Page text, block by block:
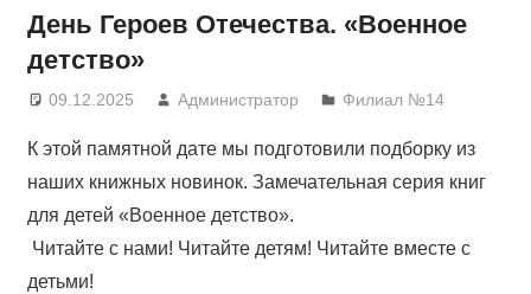
День Героев Отечества. «Военное
детство»
09.12.2025 Администратор Филиал №14
К этой памятной дате мы подготовили подборку из
наших книжных новинок. Замечательная серия книг
для детей «Военное детство».
Читайте с нами! Читайте детям! Читайте вместе с
детьми!